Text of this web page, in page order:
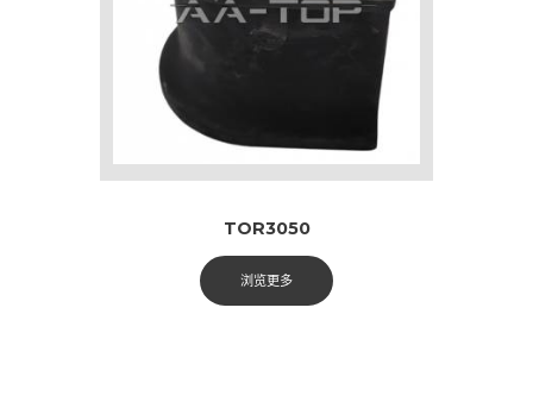
TOR3050
浏览更多